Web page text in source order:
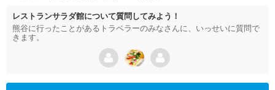
レストランサラダ館について質問してみよう！
熊谷に行ったことがあるトラベラーのみなさんに、いっせいに質問で
きます。